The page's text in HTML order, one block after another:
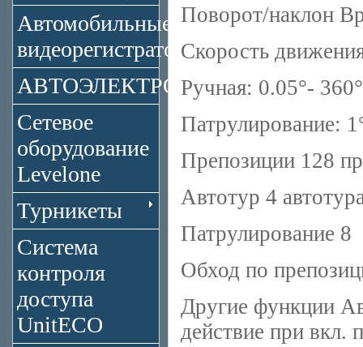
Автомобильные
видеорегистраторы
АВТОЭЛЕКТРОНИКА
Сетевое
оборудование
Levelone
Турникеты
Система
контроля
доступа
UnitECO
Поворот/наклон
Скорость
Ручная: 0.05°-
Патрулирование:
Препозиции 128
Автотур 4
Патрулирование 8
Обход по
Другие функции
действие при вкл.